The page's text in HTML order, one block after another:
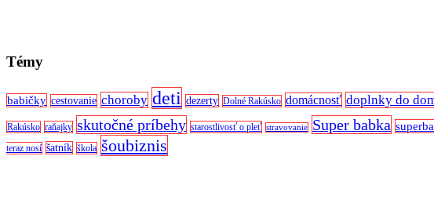
Témy
babičky cestovanie choroby deti dezerty Dolné Rakúsko domácnosť doplnky do
Rakúsko raňajky skutočné príbehy starostlivosť o pleť stravovanie Super babka
teraz nosí šatník škola šoubiznis